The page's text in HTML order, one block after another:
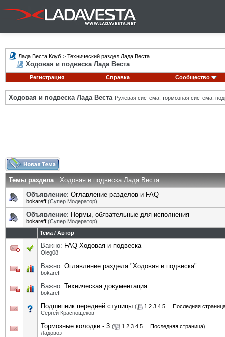
Лада Веста Клуб > Технический раздел Лада Веста
Ходовая и подвеска Лада Веста
Регистрация Справка Сообщество
Ходовая и подвеска Лада Веста Рулевая система, тормозная система,
Темы раздела: Ходовая и подвеска Лада Веста
Объявление: Оглавление разделов и FAQ
bokareff (Супер Модератор)
Объявление: Нормы, обязательные для исполнения
bokareff (Супер Модератор)
Тема / Автор
Важно: FAQ Ходовая и подвеска
Oleg08
Важно: Оглавление раздела "Ходовая и подвеска"
bokareff
Важно: Техническая документация
bokareff
Подшипник передней ступицы ( 1 2 3 4 5
Последняя
Сергей Краснощёков
Тормозные колодки - 3 ( 1 2 3 4 5 Последняя страница)
Ладовоз